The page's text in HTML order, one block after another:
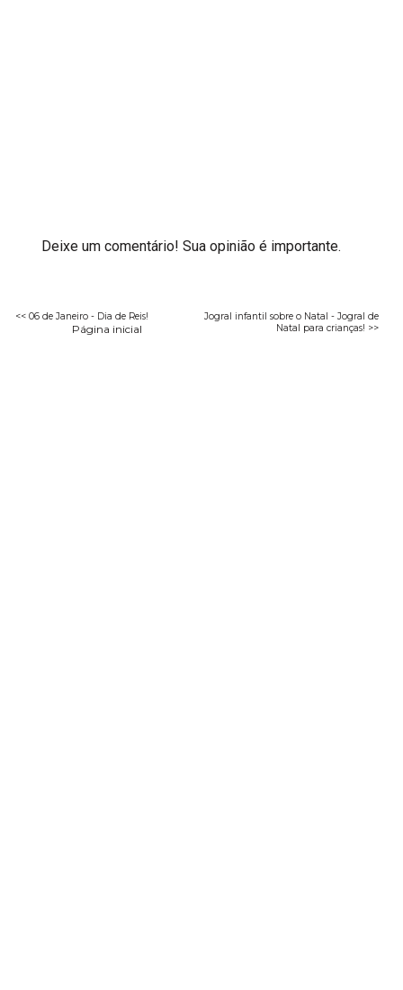
Deixe um comentário! Sua opinião é importante.
<< 06 de Janeiro - Dia de Reis!
Jogral infantil sobre o Natal - Jogral de
Natal para crianças! >>
Página inicial